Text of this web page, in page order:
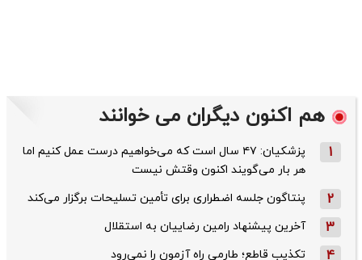
هم اکنون دیگران می خوانند
1
پزشکیان: ۴۷ سال است که می‌خواهیم درست عمل کنیم اما
هر بار می‌گویند اکنون وقتش نیست
2 پنتاگون جلسه اضطراری برای تأمین تسلیحات برگزار می‌کند
3 آخرین پیشنهاد رامین رضاییان به استقلال
4 تکذیب قاطع؛‌ طارمی راه آزمون را نمی‌رود